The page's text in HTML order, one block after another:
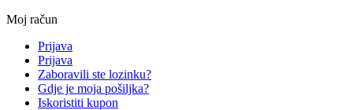
Moj račun
Prijava
Prijava
Zaboravili ste lozinku?
Gdje je moja pošiljka?
Iskoristiti kupon